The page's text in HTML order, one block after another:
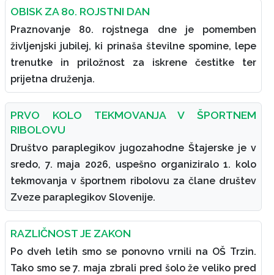
OBISK ZA 80. ROJSTNI DAN
Praznovanje 80. rojstnega dne je pomemben
življenjski jubilej, ki prinaša številne spomine, lepe
trenutke in priložnost za iskrene čestitke ter
prijetna druženja.
PRVO KOLO TEKMOVANJA V ŠPORTNEM
RIBOLOVU
Društvo paraplegikov jugozahodne Štajerske je v
sredo, 7. maja 2026, uspešno organiziralo 1. kolo
tekmovanja v športnem ribolovu za člane društev
Zveze paraplegikov Slovenije.
RAZLIČNOST JE ZAKON
Po dveh letih smo se ponovno vrnili na OŠ Trzin.
Tako smo se 7. maja zbrali pred šolo že veliko pred